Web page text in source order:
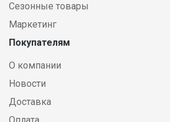
Сезонные товары
Маркетинг
Покупателям
О компании
Новости
Доставка